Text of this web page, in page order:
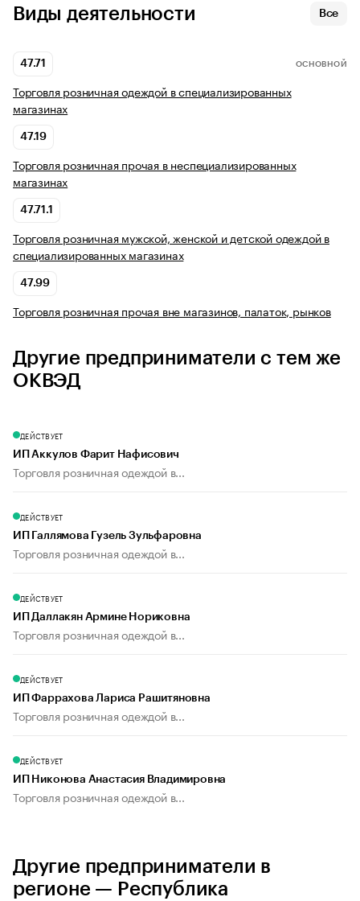
Виды деятельности Все
47.71 ОСНОВНОЙ
Торговля розничная одеждой в специализированных
магазинах
47.19
Торговля розничная прочая в неспециализированных
магазинах
47.71.1
Торговля розничная мужской, женской и детской одеждой в
специализированных магазинах
47.99
Торговля розничная прочая вне магазинов, палаток, рынков
Другие предприниматели с тем же
ОКВЭД
ДЕЙСТВУЕТ
ИП Аккулов Фарит Нафисович
Торговля розничная одеждой в...
ДЕЙСТВУЕТ
ИП Галлямова Гузель Зульфаровна
Торговля розничная одеждой в...
ДЕЙСТВУЕТ
ИП Даллакян Армине Нориковна
Торговля розничная одеждой в...
ДЕЙСТВУЕТ
ИП Фаррахова Лариса Рашитяновна
Торговля розничная одеждой в...
ДЕЙСТВУЕТ
ИП Никонова Анастасия Владимировна
Торговля розничная одеждой в...
Другие предприниматели в
регионе — Республика